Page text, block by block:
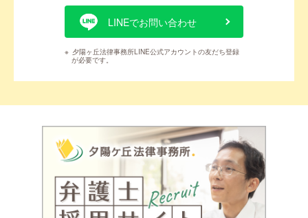
LINEでお問い合わせ
※ 夕陽ヶ丘法律事務所LINE公式アカウントの友だち登録
が必要です。